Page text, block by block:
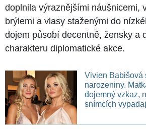
doplnila výraznějšími náušnicemi,
brýlemi a vlasy staženými do
dojem působí decentně, žensky a
charakteru diplomatické akce.
Vivien Babišová
narozeniny.
dojemný vzkaz,
snímcích